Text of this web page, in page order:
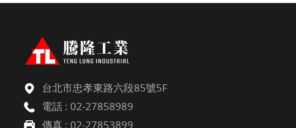
台北市忠孝東路六段85號5F
電話 : 02-27858989
傳真 : 02-27853899